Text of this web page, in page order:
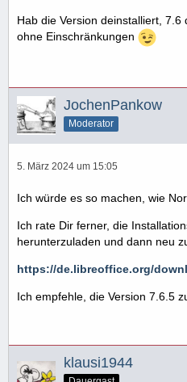
Hab die Version deinstalliert,
ohne Einschränkungen
JochenPankow
Moderator
5. März 2024 um 15:05
Ich würde es so machen, wie
Ich rate Dir ferner, die
herunterzuladen und dann neu
https://de.libreoffice.org/
Ich empfehle, die Version 7.6.5
klausi1944